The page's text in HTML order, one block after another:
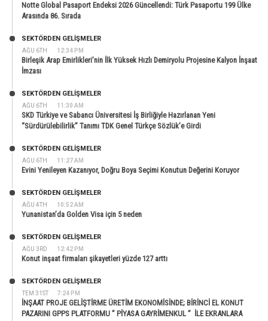
Notte Global Pasaport Endeksi 2026 Güncellendi: Türk Pasaportu 199 Ülke
Arasında 86. Sırada
AĞU 6TH 12:34 PM
SEKTÖRDEN GELIŞMELER
Birleşik Arap Emirlikleri’nin İlk Yüksek Hızlı Demiryolu Projesine Kalyon İnşaat
İmzası
AĞU 6TH 11:30 AM
SEKTÖRDEN GELIŞMELER
SKD Türkiye ve Sabancı Üniversitesi İş Birliğiyle Hazırlanan Yeni
“Sürdürülebilirlik” Tanımı TDK Genel Türkçe Sözlük’e Girdi
AĞU 6TH 11:27 AM
SEKTÖRDEN GELIŞMELER
Evini Yenileyen Kazanıyor, Doğru Boya Seçimi Konutun Değerini Koruyor
AĞU 4TH 10:52 AM
SEKTÖRDEN GELIŞMELER
Yunanistan’da Golden Visa için 5 neden
AĞU 3RD 12:42 PM
SEKTÖRDEN GELIŞMELER
Konut inşaat firmaları şikayetleri yüzde 127 arttı
TEM 31ST 7:24 PM
SEKTÖRDEN GELIŞMELER
İNŞAAT PROJE GELİŞTİRME ÜRETİM EKONOMİSİNDE; BİRİNCİ EL KONUT
PAZARINI GPPS PLATFORMU ” PİYASA GAYRİMENKUL ” İLE EKRANLARA